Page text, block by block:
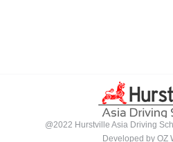
@2022 Hurstville Asia Driving
Developed by OZ